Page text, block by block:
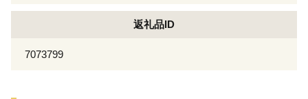
返礼品ID
7073799